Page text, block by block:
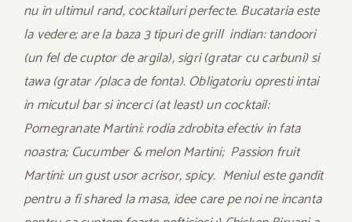
nu in ultimul rand, cocktailuri perfecte. Bucataria este
la vedere; are la baza 3 tipuri de grill indian: tandoori
(un fel de cuptor de argila), sigri (gratar cu carbuni) si
tawa (gratar /placa de fonta). Obligatoriu opresti intai
in micutul bar si incerci (at least) un cocktail:
Pomegranate Martini: rodia zdrobita efectiv in fata
noastra; Cucumber & melon Martini; Passion fruit
Martini: un gust usor acrisor, spicy. Meniul este gandit
pentru a fi shared la masa, idee care pe noi ne incanta